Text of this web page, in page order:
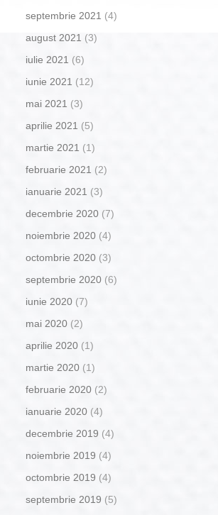
septembrie 2021 (4)
august 2021 (3)
iulie 2021 (6)
iunie 2021 (12)
mai 2021 (3)
aprilie 2021 (5)
martie 2021 (1)
februarie 2021 (2)
ianuarie 2021 (3)
decembrie 2020 (7)
noiembrie 2020 (4)
octombrie 2020 (3)
septembrie 2020 (6)
iunie 2020 (7)
mai 2020 (2)
aprilie 2020 (1)
martie 2020 (1)
februarie 2020 (2)
ianuarie 2020 (4)
decembrie 2019 (4)
noiembrie 2019 (4)
octombrie 2019 (4)
septembrie 2019 (5)